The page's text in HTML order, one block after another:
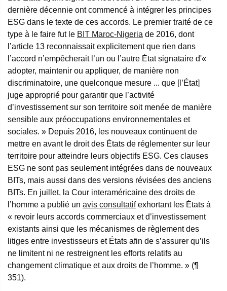
dernière décennie ont commencé à intégrer les principes
ESG dans le texte de ces accords. Le premier traité de ce
type à le faire fut le BIT Maroc-Nigeria de 2016, dont
l’article 13 reconnaissait explicitement que rien dans
l’accord n’empêcherait l’un ou l’autre État signataire d'«
adopter, maintenir ou appliquer, de manière non
discriminatoire, une quelconque mesure ... que [l’État]
juge approprié pour garantir que l’activité
d’investissement sur son territoire soit menée de manière
sensible aux préoccupations environnementales et
sociales. » Depuis 2016, les nouveaux continuent de
mettre en avant le droit des États de réglementer sur leur
territoire pour atteindre leurs objectifs ESG. Ces clauses
ESG ne sont pas seulement intégrées dans de nouveaux
BITs, mais aussi dans des versions révisées des anciens
BITs. En juillet, la Cour interaméricaine des droits de
l’homme a publié un avis consultatifexhortant les États à
« revoir leurs accords commerciaux et d’investissement
existants ainsi que les mécanismes de règlement des
litiges entre investisseurs et États afin de s’assurer qu’ils
ne limitent ni ne restreignent les efforts relatifs au
changement climatique et aux droits de l’homme. » (¶
351).